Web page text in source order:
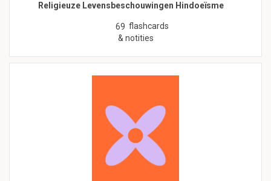
Religieuze Levensbeschouwingen Hindoeïsme
69 flashcards
& notities